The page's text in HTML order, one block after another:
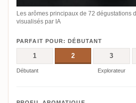
Les arômes principaux de 72 dégustations
visualisés par IA
PARFAIT POUR: DÉBUTANT
1 2 3
Débutant Explorateur